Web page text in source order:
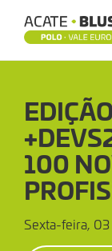
2022
DO
VAI
100
Sexta-feira,